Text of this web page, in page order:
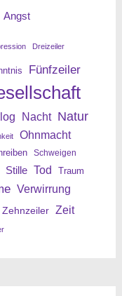
Angst
Dreizeiler
Fünfzeiler
Nacht Natur
Ohnmacht
Schweigen
Stille Tod Traum
Verwirrung
Zehnzeiler Zeit